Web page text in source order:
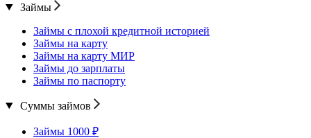
Займы
Займы с плохой кредитной историей
Займы на карту
Займы на карту МИР
Займы до зарплаты
Займы по паспорту
Суммы займов
Займы 1000 ₽